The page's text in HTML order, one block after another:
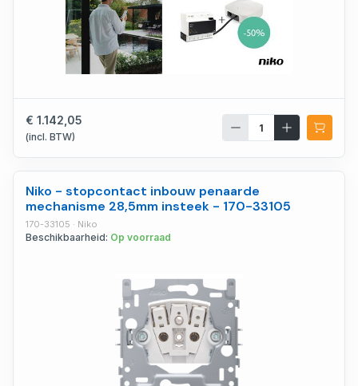
€ 1.142,05
(incl. BTW)
Niko - stopcontact inbouw penaarde
mechanisme 28,5mm insteek - 170-33105
170-33105 · Niko
Beschikbaarheid: Op voorraad